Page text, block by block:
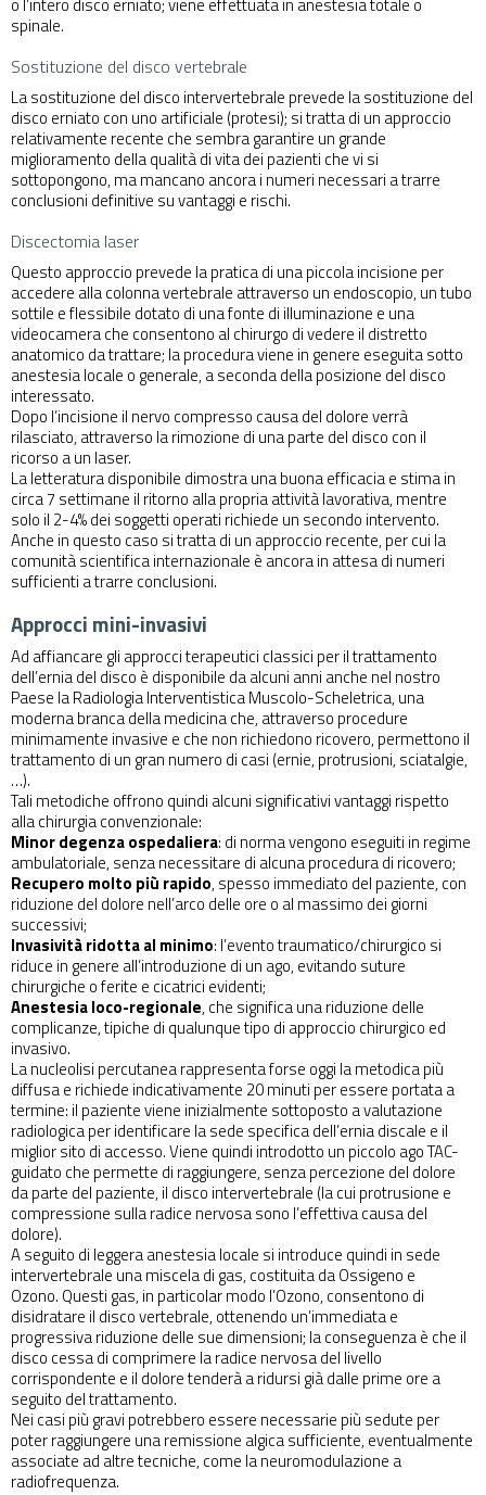
spinale.
Sostituzione del disco vertebrale
La sostituzione del disco intervertebrale prevede la sostituzione del
disco erniato con uno artificiale (protesi); si tratta di un approccio
relativamente recente che sembra garantire un grande
miglioramento della qualità di vita dei pazienti che vi si
sottopongono, ma mancano ancora i numeri necessari a trarre
conclusioni definitive su vantaggi e rischi.
Discectomia laser
Questo approccio prevede la pratica di una piccola incisione per
accedere alla colonna vertebrale attraverso un endoscopio, un tubo
sottile e flessibile dotato di una fonte di illuminazione e una
videocamera che consentono al chirurgo di vedere il distretto
anatomico da trattare; la procedura viene in genere eseguita sotto
anestesia locale o generale, a seconda della posizione del disco
interessato.
Dopo l’incisione il nervo compresso causa del dolore verrà
rilasciato, attraverso la rimozione di una parte del disco con il
ricorso a un laser.
La letteratura disponibile dimostra una buona efficacia e stima in
circa 7 settimane il ritorno alla propria attività lavorativa, mentre
solo il 2-4% dei soggetti operati richiede un secondo intervento.
Anche in questo caso si tratta di un approccio recente, per cui la
comunità scientifica internazionale è ancora in attesa di numeri
sufficienti a trarre conclusioni.
Approcci mini-invasivi
Ad affiancare gli approcci terapeutici classici per il trattamento
dell’ernia del disco è disponibile da alcuni anni anche nel nostro
Paese la Radiologia Interventistica Muscolo-Scheletrica, una
moderna branca della medicina che, attraverso procedure
minimamente invasive e che non richiedono ricovero, permettono il
trattamento di un gran numero di casi (ernie, protrusioni, sciatalgie,
…).
Tali metodiche offrono quindi alcuni significativi vantaggi rispetto
alla chirurgia convenzionale:
Minor degenza ospedaliera: di norma vengono eseguiti in regime
ambulatoriale, senza necessitare di alcuna procedura di ricovero;
Recupero molto più rapido, spesso immediato del paziente, con
riduzione del dolore nell’arco delle ore o al massimo dei giorni
successivi;
Invasività ridotta al minimo: l’evento traumatico/chirurgico si
riduce in genere all’introduzione di un ago, evitando suture
chirurgiche o ferite e cicatrici evidenti;
Anestesia loco-regionale, che significa una riduzione delle
complicanze, tipiche di qualunque tipo di approccio chirurgico ed
invasivo.
La nucleolisi percutanea rappresenta forse oggi la metodica più
diffusa e richiede indicativamente 20 minuti per essere portata a
termine: il paziente viene inizialmente sottoposto a valutazione
radiologica per identificare la sede specifica dell’ernia discale e il
miglior sito di accesso. Viene quindi introdotto un piccolo ago TAC-
guidato che permette di raggiungere, senza percezione del dolore
da parte del paziente, il disco intervertebrale (la cui protrusione e
compressione sulla radice nervosa sono l’effettiva causa del
dolore).
A seguito di leggera anestesia locale si introduce quindi in sede
intervertebrale una miscela di gas, costituita da Ossigeno e
Ozono. Questi gas, in particolar modo l’Ozono, consentono di
disidratare il disco vertebrale, ottenendo un’immediata e
progressiva riduzione delle sue dimensioni; la conseguenza è che il
disco cessa di comprimere la radice nervosa del livello
corrispondente e il dolore tenderà a ridursi già dalle prime ore a
seguito del trattamento.
Nei casi più gravi potrebbero essere necessarie più sedute per
poter raggiungere una remissione algica sufficiente, eventualmente
associate ad altre tecniche, come la neuromodulazione a
radiofrequenza.